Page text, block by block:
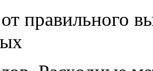
правильного